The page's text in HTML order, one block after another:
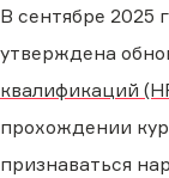
В сентябре 2025
утверждена
квалификаций
прохождении
признаваться